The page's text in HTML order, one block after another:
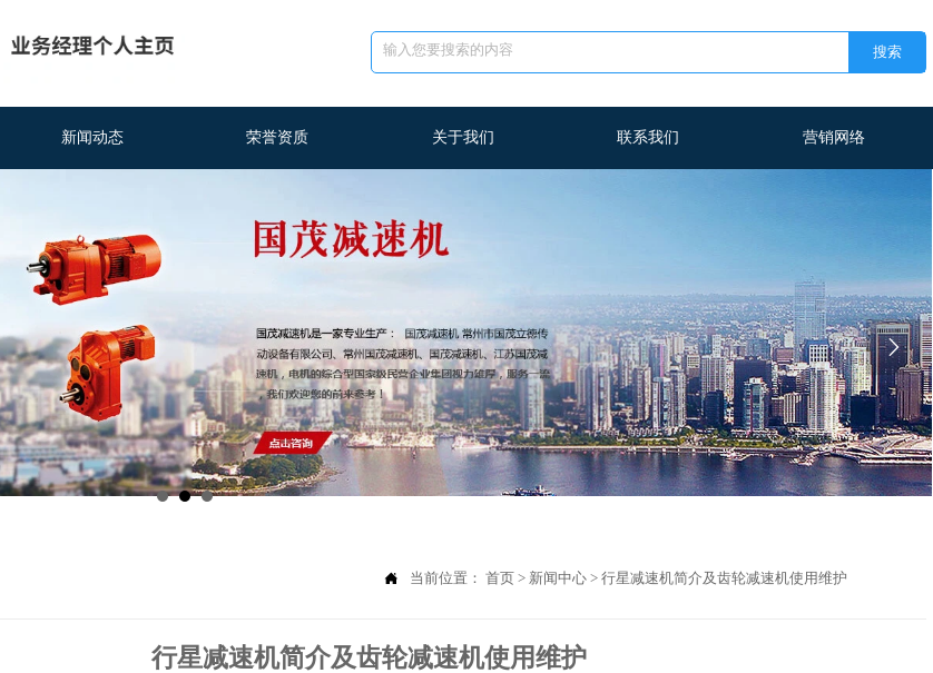
搜索
新闻动态 荣誉资质 关于我们 联系我们 营销网络

 当前位置： 首页 > 新闻中心> 行星减速机简介及齿轮减速机使用维护
行星减速机简介及齿轮减速机使用维护